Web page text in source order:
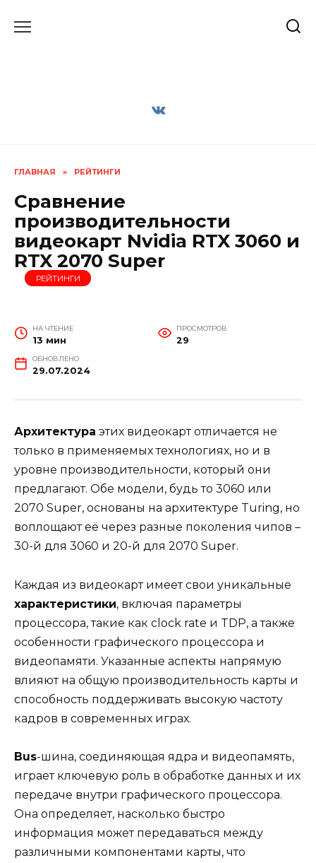
ГЛАВНАЯ » РЕЙТИНГИ
Сравнение
производительности
видеокарт Nvidia RTX 3060 и
RTX 2070 Super
РЕЙТИНГИ
НА ЧТЕНИЕ
13 мин
ПРОСМОТРОВ
29
ОБНОВЛЕНО
29.07.2024
Архитектура этих видеокарт отличается не
только в применяемых технологиях, но и в
уровне производительности, который они
предлагают. Обе модели, будь то 3060 или
2070 Super, основаны на архитектуре Turing, но
воплощают её через разные поколения чипов –
30-й для 3060 и 20-й для 2070 Super.
Каждая из видеокарт имеет свои уникальные
характеристики, включая параметры
процессора, такие как clock rate и TDP, а также
особенности графического процессора и
видеопамяти. Указанные аспекты напрямую
влияют на общую производительность карты и
способность поддерживать высокую частоту
кадров в современных играх.
Bus-шина, соединяющая ядра и видеопамять,
играет ключевую роль в обработке данных и их
передаче внутри графического процессора.
Она определяет, насколько быстро
информация может передаваться между
различными компонентами карты, что